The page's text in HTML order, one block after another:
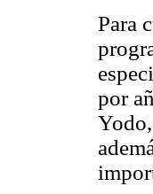
Para
por